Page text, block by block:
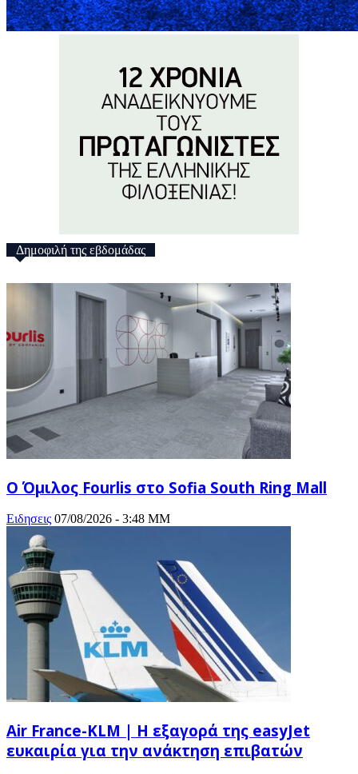
Δημοφιλή της εβδομάδας
Ο Όμιλος Fourlis στο Sofia South Ring Mall
Ειδησεις 07/08/2026 - 3:48 ΜΜ
Air France-KLM | Η εξαγορά της easyJet
ευκαιρία για την ανάκτηση επιβατών